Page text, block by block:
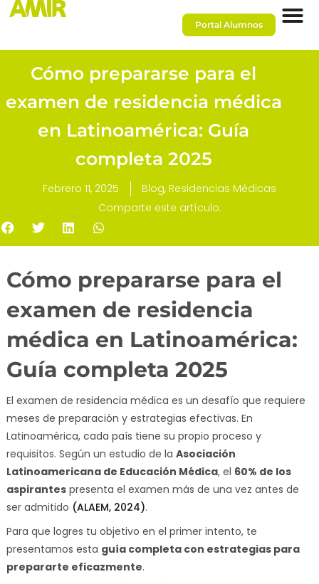
Portal Alumnos
Cómo prepararse para el
examen de residencia médica
en Latinoamérica: Guía
completa 2025
Febrero 11, 2025 Blog, Residencias Médicas
Comparte este artículo:
Cómo prepararse para el
examen de residencia
médica en Latinoamérica:
Guía completa 2025
El examen de residencia médica es un desafío que requiere
meses de preparación y estrategias efectivas. En
Latinoamérica, cada país tiene su propio proceso y
requisitos. Según un estudio de la Asociación
Latinoamericana de Educación Médica, el 60% de los
aspirantespresenta el examen más de una vez antes de
ser admitido (ALAEM, 2024).
Para que logres tu objetivo en el primer intento, te
presentamos esta guía completa con estrategias para
prepararte eficazmente.